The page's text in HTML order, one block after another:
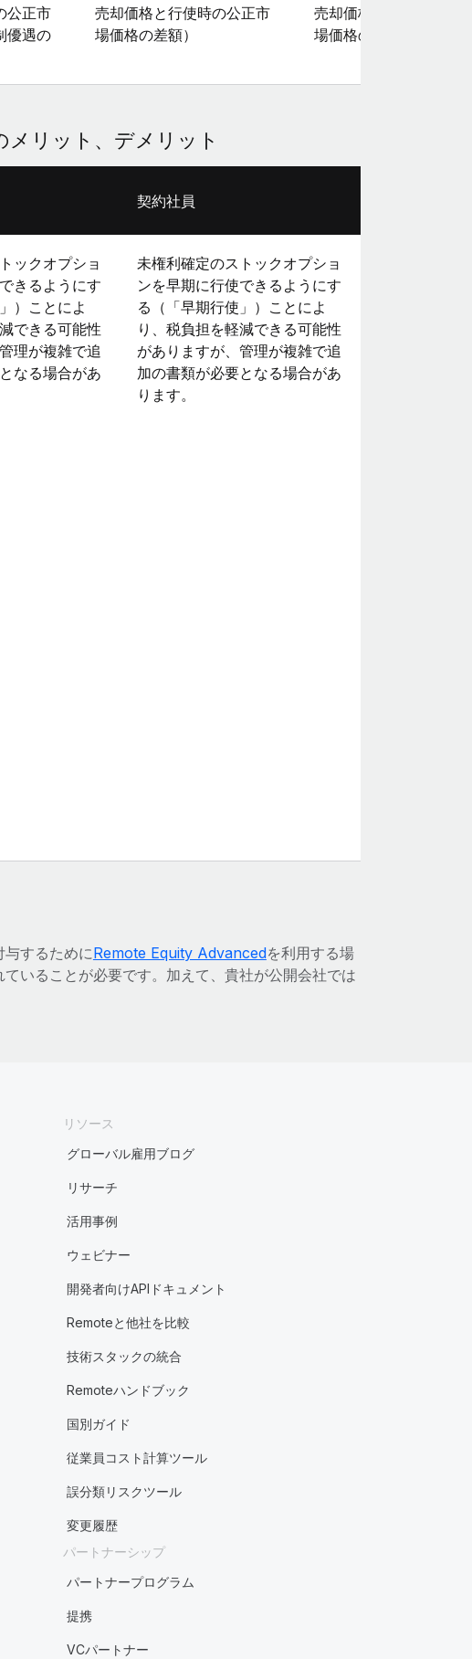
公正市
優遇の
売却価格と行使時の公正市
場価格の差額）
売却価格と行使時の公
場価格の差額）
メリット、デメリット
契約社員
ックオプショ
きるようにす
）ことによ
できる可能性
理が複雑で追
なる場合があ
未権利確定のストックオプショ
ンを早期に行使できるようにす
る（「早期行使」）ことによ
り、税負担を軽減できる可能性
がありますが、管理が複雑で追
加の書類が必要となる場合があ
ります。
与するためにRemote Equity Advancedを利用する場
いることが必要です。加えて、貴社が公開会社では
リソース
グローバル雇用ブログ
リサーチ
活用事例
ウェビナー
開発者向けAPIドキュメント
Remoteと他社を比較
技術スタックの統合
Remoteハンドブック
国別ガイド
従業員コスト計算ツール
誤分類リスクツール
変更履歴
パートナーシップ
パートナープログラム
提携
VCパートナー